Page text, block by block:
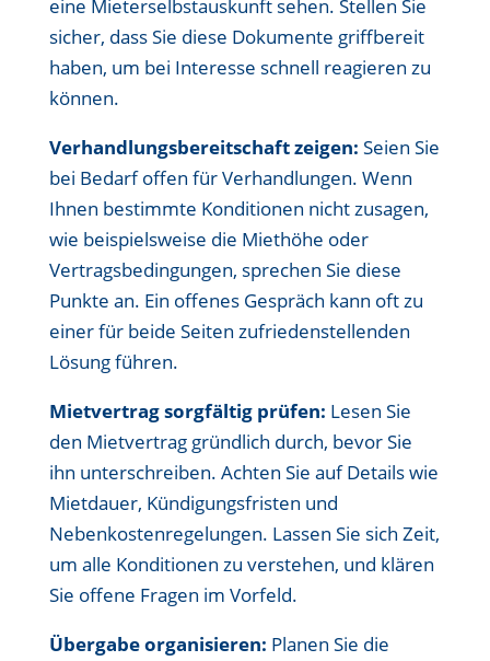
eine Mieterselbstauskunft sehen. Stellen Sie
sicher, dass Sie diese Dokumente griffbereit
haben, um bei Interesse schnell reagieren zu
können.
Verhandlungsbereitschaft zeigen: Seien Sie
bei Bedarf offen für Verhandlungen. Wenn
Ihnen bestimmte Konditionen nicht zusagen,
wie beispielsweise die Miethöhe oder
Vertragsbedingungen, sprechen Sie diese
Punkte an. Ein offenes Gespräch kann oft zu
einer für beide Seiten zufriedenstellenden
Lösung führen.
Mietvertrag sorgfältig prüfen: Lesen Sie
den Mietvertrag gründlich durch, bevor Sie
ihn unterschreiben. Achten Sie auf Details wie
Mietdauer, Kündigungsfristen und
Nebenkostenregelungen. Lassen Sie sich Zeit,
um alle Konditionen zu verstehen, und klären
Sie offene Fragen im Vorfeld.
Übergabe organisieren: Planen Sie die